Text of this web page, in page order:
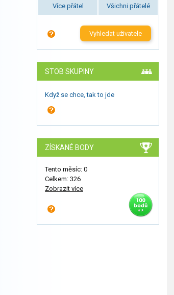
Více přátel Všichni přátelé
Vyhledat uživatele
STOB SKUPINY
Když se chce, tak to jde
ZÍSKANÉ BODY
Tento měsíc: 0
Celkem: 326
Zobrazit více